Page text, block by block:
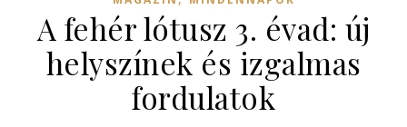
A fehér lótusz 3. évad: új
helyszínek és izgalmas
fordulatok